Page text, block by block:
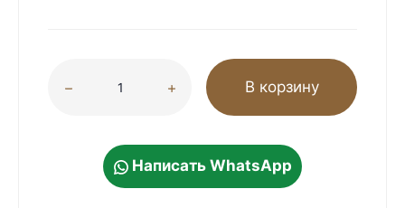
В корзину
Написать WhatsApp